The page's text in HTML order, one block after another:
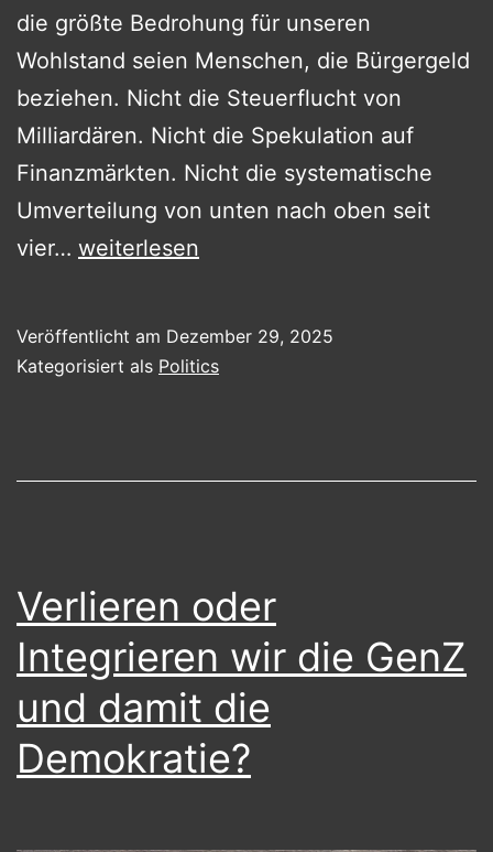
die größte Bedrohung für unseren
Wohlstand seien Menschen, die Bürgergeld
beziehen. Nicht die Steuerflucht von
Milliardären. Nicht die Spekulation auf
Finanzmärkten. Nicht die systematische
Umverteilung von unten nach oben seit
vier… Soziale
not!
weiterlesen
Veröffentlicht am Dezember 29, 2025
Kategorisiert als Politics
Verlieren oder
Integrieren wir die GenZ
und damit die
Demokratie?